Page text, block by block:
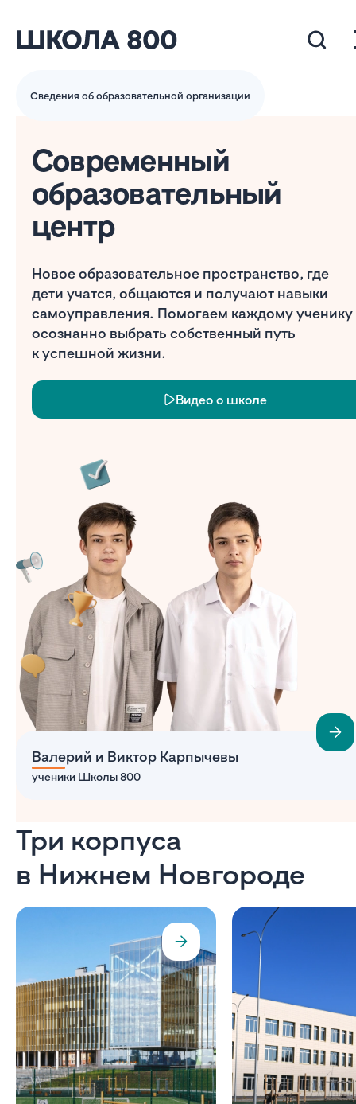
Сведения об образовательной организации
Современный
образовательный
центр
Новое образовательное пространство, где
дети учатся, общаются и получают навыки
самоуправления. Помогаем каждому ученику
осознанно выбрать собственный путь
к успешной жизни.
Видео о школе
Валерий и Виктор Карпычевы
ученики Школы 800
Три корпуса
в Нижнем Новгороде